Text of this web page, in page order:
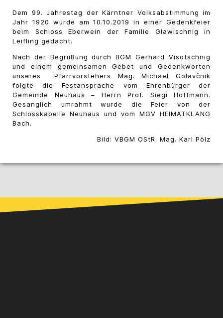
Dem 99. Jahrestag der Kärntner Volksabstimmung im
Jahr 1920 wurde am 10.10.2019 in einer Gedenkfeier
beim Schloss Eberwein der Familie Glawischnig in
Leifling gedacht.
Nach der Begrüßung durch BGM Gerhard Visotschnig
und einem gemeinsamen Gebet und Gedenkworten
unseres Pfarrvorstehers Mag. Michael Golavčnik
folgte die Festansprache vom Ehrenbürger der
Gemeinde Neuhaus – Herrn Prof. Siegi Hoffmann.
Gesanglich umrahmt wurde die Feier von der
Schlosskapelle Neuhaus und vom MGV HEIMATKLANG
Bach.
Bild: VBGM OStR. Mag. Karl Pölz